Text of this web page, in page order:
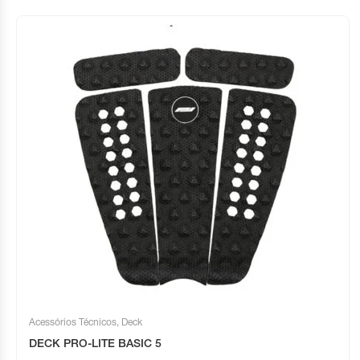
Acessórios Técnicos, Deck
DECK PRO-LITE BASIC 5